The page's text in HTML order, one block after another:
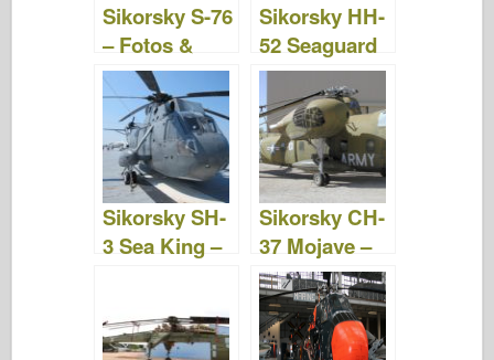
Sikorsky S-76
– Fotos &
Videos
Sikorsky HH-
52 Seaguard
– Fotos &
Videos
Sikorsky SH-
3 Sea King –
Sikorsky CH-
37 Mojave –
Fotos &
Video